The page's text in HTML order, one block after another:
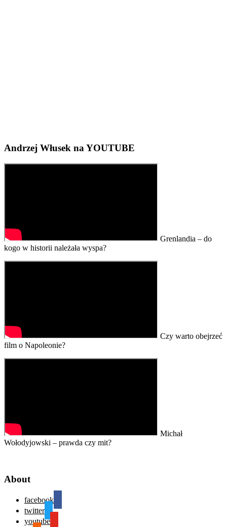
Andrzej Włusek na YOUTUBE
Grenlandia – do
kogo w historii należała wyspa?
Czy warto obejrzeć
film o Napoleonie?
Michał
Wołodyjowski – prawda czy mit?
About
facebook
twitter
youtube